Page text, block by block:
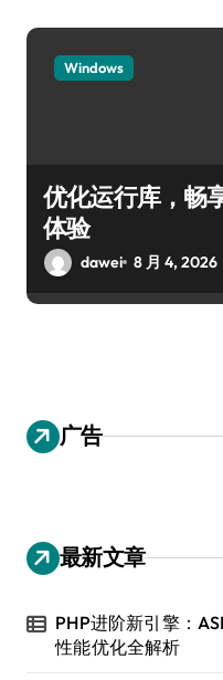
Windows
优化运行库，畅
体验
dawei 8 月 4, 2026
广告
最新文章
PHP进阶新引擎：
性能优化全解析